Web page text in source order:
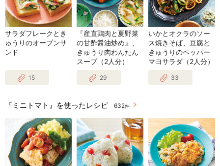
サラダフレークとき
ゅうりのオープンサ
ンド
15
『産直鶏肉と夏野菜
の甘酢醤油炒め』、
きゅうり肉わんたん
スープ（2人分）
29
いかとオクラのソー
ス焼きそば、豆腐と
きゅうりのペッパー
マヨサラダ（2人分）
33
『ミニトマト』を使ったレシピ 632件